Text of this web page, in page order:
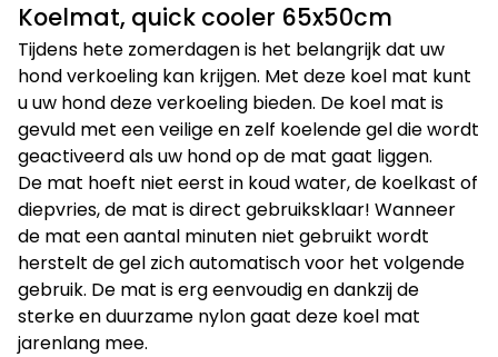
Koelmat, quick cooler 65x50cm
Tijdens hete zomerdagen is het belangrijk dat uw
hond verkoeling kan krijgen. Met deze koel mat kunt
u uw hond deze verkoeling bieden. De koel mat is
gevuld met een veilige en zelf koelende gel die wordt
geactiveerd als uw hond op de mat gaat liggen.
De mat hoeft niet eerst in koud water, de koelkast of
diepvries, de mat is direct gebruiksklaar! Wanneer
de mat een aantal minuten niet gebruikt wordt
herstelt de gel zich automatisch voor het volgende
gebruik. De mat is erg eenvoudig en dankzij de
sterke en duurzame nylon gaat deze koel mat
jarenlang mee.